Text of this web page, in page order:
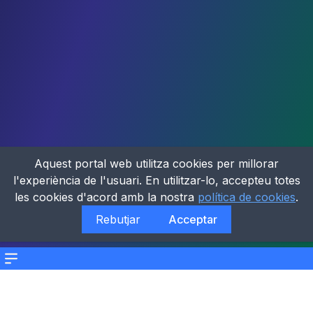
Menu
Aquest portal web utilitza cookies per millorar
l'experiència de l'usuari. En utilitzar-lo, accepteu totes
les cookies d'acord amb la nostra política de cookies.
Rebutjar
Acceptar